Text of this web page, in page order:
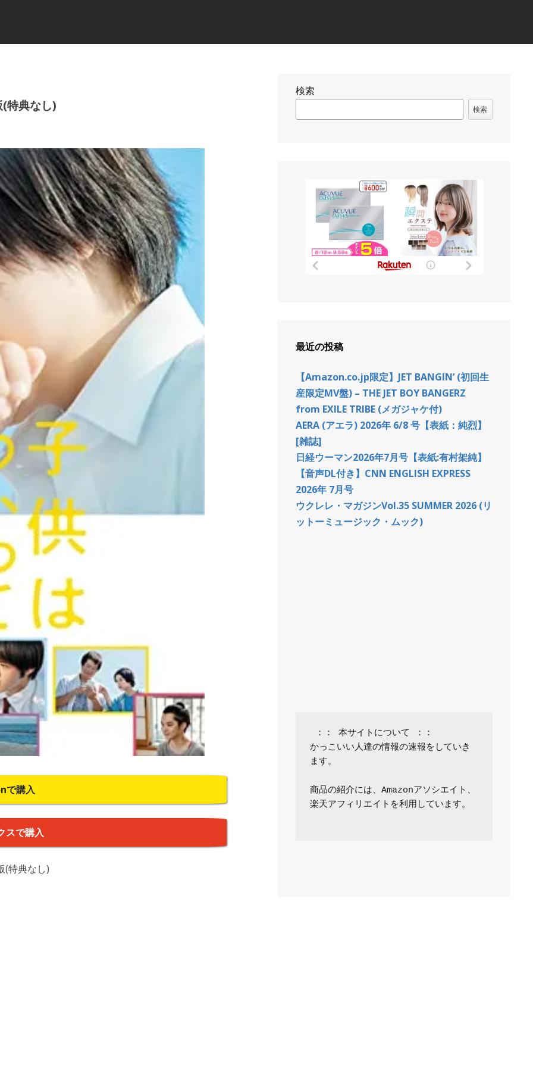
特典なし)
で購入
スで購入
(特典なし)
検索
検索
最近の投稿
【Amazon.co.jp限定】JET BANGIN’ (初回生
産限定MV盤) – THE JET BOY BANGERZ
from EXILE TRIBE (メガジャケ付)
AERA (アエラ) 2026年 6/8 号【表紙：純烈】
[雑誌]
日経ウーマン2026年7月号【表紙:有村架純】
【音声DL付き】CNN ENGLISH EXPRESS
2026年 7月号
ウクレレ・マガジンVol.35 SUMMER 2026 (リ
ットーミュージック・ムック)
かっこいい人達の情報の速報をしていき
ます。
商品の紹介には、Amazonアソシエイト、
楽天アフィリエイトを利用しています。